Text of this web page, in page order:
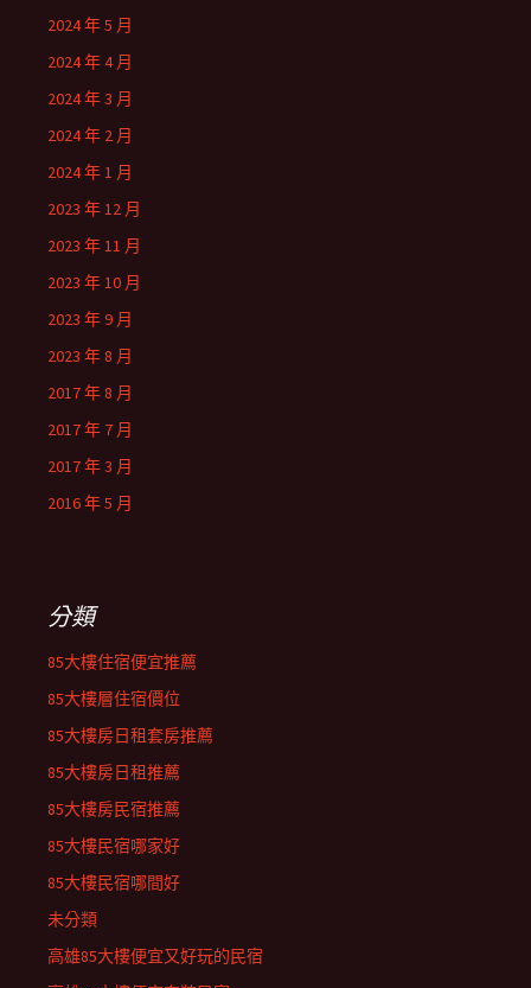
2024 年 5 月
2024 年 4 月
2024 年 3 月
2024 年 2 月
2024 年 1 月
2023 年 12 月
2023 年 11 月
2023 年 10 月
2023 年 9 月
2023 年 8 月
2017 年 8 月
2017 年 7 月
2017 年 3 月
2016 年 5 月
分類
85大樓住宿便宜推薦
85大樓層住宿價位
85大樓房日租套房推薦
85大樓房日租推薦
85大樓房民宿推薦
85大樓民宿哪家好
85大樓民宿哪間好
未分類
高雄85大樓便宜又好玩的民宿